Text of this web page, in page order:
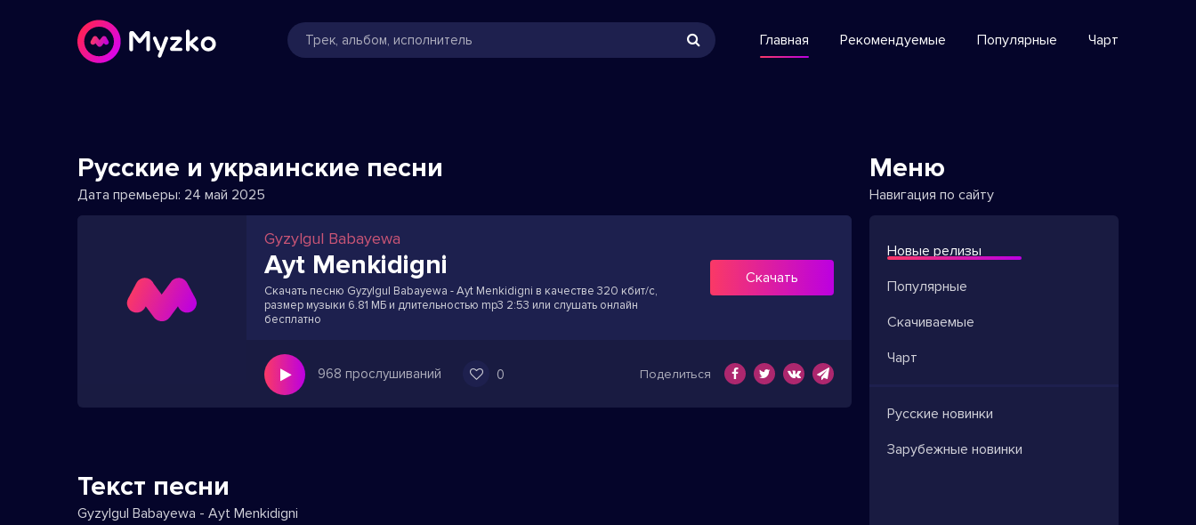
Главная Рекомендуемые Популярные Чарт
Русские и украинские песни
Дата премьеры: 24 май 2025
Gyzylgul Babayewa
Ayt Menkidigni
Скачать песню Gyzylgul Babayewa - Ayt Menkidigni в качестве 320 кбит/с,
размер музыки 6.81 МБ и длительностью mp3 2:53 или слушать онлайн
бесплатно
Скачать
968 прослушиваний 0 Поделиться
Текст песни
Gyzylgul Babayewa - Ayt Menkidigni
Меню
Навигация по сайту
Новые релизы
Популярные
Скачиваемые
Чарт
Русские новинки
Зарубежные новинки